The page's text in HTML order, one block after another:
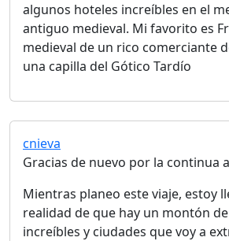
algunos hoteles increíbles en el
antiguo medieval. Mi favorito es
medieval de un rico comerciante
una capilla del Gótico Tardío
cnieva
Gracias de nuevo por la continua
Mientras planeo este viaje, estoy
realidad de que hay un montón
increíbles y ciudades que voy a